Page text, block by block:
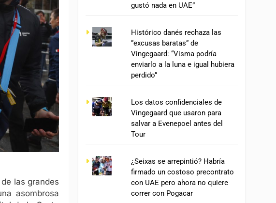
las grandes
asombrosa
gustó nada en UAE”
Histórico danés rechaza las
“excusas baratas” de
Vingegaard: “Visma podría
enviarlo a la luna e igual hubiera
perdido”
Los datos confidenciales de
Vingegaard que usaron para
salvar a Evenepoel antes del
Tour
¿Seixas se arrepintió? Habría
firmado un costoso precontrato
con UAE pero ahora no quiere
correr con Pogacar